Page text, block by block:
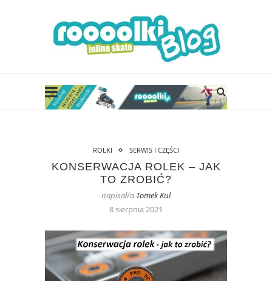
ROLKI SERWIS I CZĘŚCI
KONSERWACJA ROLEK – JAK
TO ZROBIĆ?
napisał/a Tomek Kul
8 sierpnia 2021